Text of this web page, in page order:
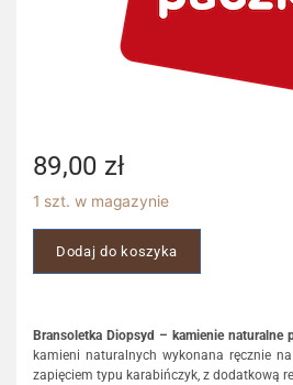
89,00 zł
1 szt. w magazynie
Dodaj do koszyka
Bransoletka Diopsyd – kamienie naturalne
kamieni naturalnych wykonana ręcznie
zapięciem typu karabińczyk, z dodatkową